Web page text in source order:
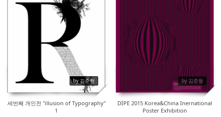
by 김준형
세번째 개인전 "illusion of Typography"
1
by 김준형
DIPE 2015 Korea&China Inernational
Poster Exhibition